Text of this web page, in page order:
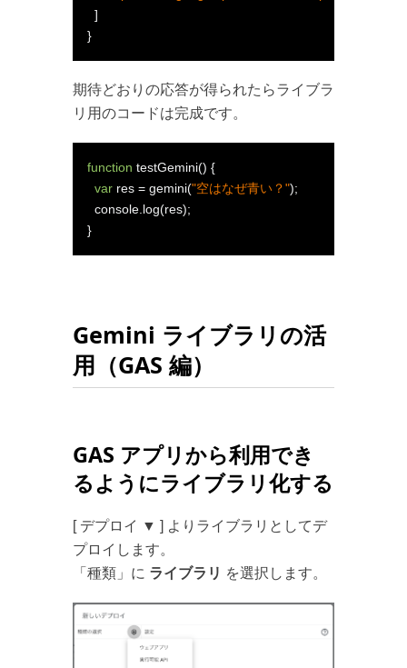
]
}
期待どおりの応答が得られたらライブラ
リ用のコードは完成です。
function testGemini() {
var res = gemini("空はなぜ青い？");
  console
. log(res);
}
Gemini ライブラリの活
用（GAS 編）
GAS アプリから利用でき
るようにライブラリ化する
[ デプロイ ▼ ] よりライブラリとしてデ
プロイします。
「種類」に ライブラリ を選択します。